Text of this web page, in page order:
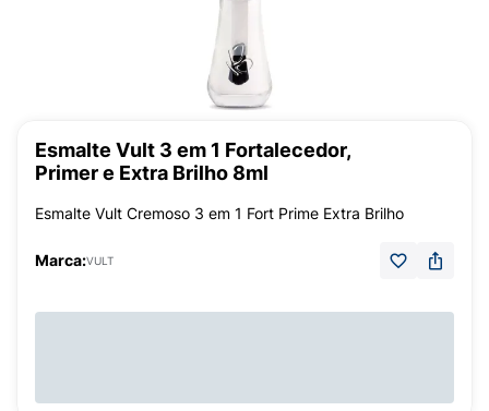
Esmalte Vult 3 em 1 Fortalecedor,
Primer e Extra Brilho 8ml
Esmalte Vult Cremoso 3 em 1 Fort Prime Extra Brilho
Marca:VULT